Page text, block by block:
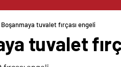
Boşanmaya tuvalet fırçası engeli
tuvalet